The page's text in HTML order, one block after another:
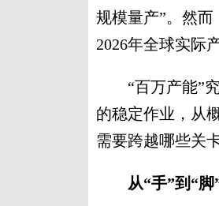
规模量产”。然
2026年全球实际
“百万产能”究
的稳定作业，从
需要跨越哪些关
从“手”到“